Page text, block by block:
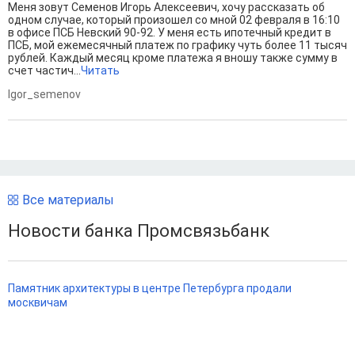
Меня зовут Семенов Игорь Алексеевич, хочу рассказать об
одном случае, который произошел со мной 02 февраля в 16:10
в офисе ПСБ Невский 90-92. У меня есть ипотечный кредит в
ПСБ, мой ежемесячный платеж по графику чуть более 11 тысяч
рублей. Каждый месяц кроме платежа я вношу также сумму в
счет частич... Читать
Igor_semenov
Все материалы
Новости банка Промсвязьбанк
Памятник архитектуры в центре Петербурга продали
москвичам